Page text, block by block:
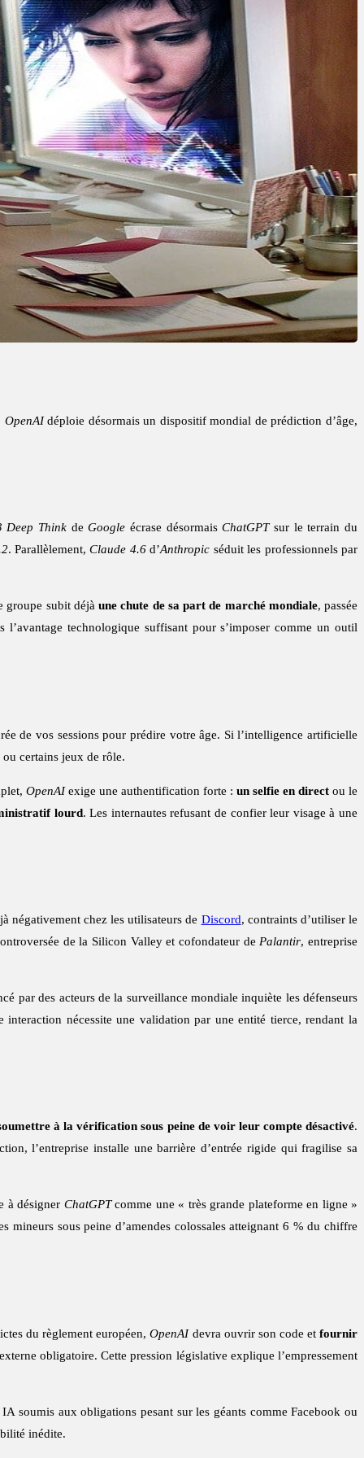
OpenAIdéploie désormais un dispositif mondial de prédiction d’âge,
Deep Think deGoogle écrase désormaisChatGPTsur le terrain du
. Parallèlement,Claude 4.6d’Anthropic séduit les professionnels par
groupe subit déjàune chute de sa part de marché mondiale, passée
l’avantage technologique suffisant pour s’imposer comme un outil
de vos sessions pour prédire votre âge. Si l’intelligence artificielle
certains jeux de rôle.
OpenAIexige une authentification forte : un selfie en direct ou le
lourd. Les internautes refusant de confier leur visage à une
négativement chez les utilisateurs de Discord, contraints d’utiliser le
de la Silicon Valley et cofondateur de Palantir, entreprise
par des acteurs de la surveillance mondiale inquiète les défenseurs
nécessite une validation par une entité tierce, rendant la
à la vérification sous peine de voir leur compte désactivé.
l’entreprise installe une barrière d’entrée rigide qui fragilise sa
à désigner ChatGPTcomme une « très grande plateforme en ligne »
sous peine d’amendes colossales atteignant 6 % du chiffre
du règlement européen,OpenAIdevra ouvrir son code etfournir
obligatoire. Cette pression législative explique l’empressement
soumis aux obligations pesant sur les géants comme Facebook ou
inédite.